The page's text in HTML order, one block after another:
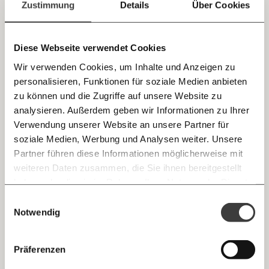
Zustimmung Details Über Cookies
Diese Webseite verwendet Cookies
Wir verwenden Cookies, um Inhalte und Anzeigen zu
personalisieren, Funktionen für soziale Medien anbieten
zu können und die Zugriffe auf unsere Website zu
analysieren. Außerdem geben wir Informationen zu Ihrer
Verwendung unserer Website an unsere Partner für
soziale Medien, Werbung und Analysen weiter. Unsere
Partner führen diese Informationen möglicherweise mit
weiteren Daten zusammen, die Sie ihnen bereitgestellt
Notwendig
Präferenzen
Immer auf dem Laufenden
bleiben mit unseren gratis
E-Mail-Newslettern!
Die guten Nachrichten der
Welt nicht aus den Augen verlieren - immer
Ich werde Fördermitglied* …
einfach
teilen.
E-Mail
Whatsapp
Klimagipfel mit Arnold Schwarzenegger -
Klimaschutzgesetz
Dauerbrenner: Mit Katharina Rogenhofer gegen die
Klimakrise
Tornados, Hitzetote und auftauender Permafrost. Die
Klimakrise tobt. Und Österreich? Hat seit Ende 2020 nicht
einmal mehr ein gültiges Klimagesetz. Katharina
Rogenhofer vom Klimavolksbegehren sagt in der
Klimakolumne Dauerbrenner: wie müssen jetzt Druck
14.05.2021